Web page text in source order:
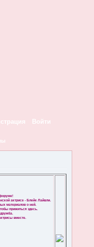
Войти
актрисе - Блейк Лайвли.
материалов о ней.
прижиться здесь.
вместе.